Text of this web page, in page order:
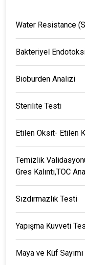
Water Resistance
Bakteriyel
Bioburden Analizi
Sterilite Testi
Etilen Oksit- Etilen
Temizlik
Gres Kalıntı,TOC
Sızdırmazlık Testi
Yapışma Kuvveti
Maya ve Küf Sayımı